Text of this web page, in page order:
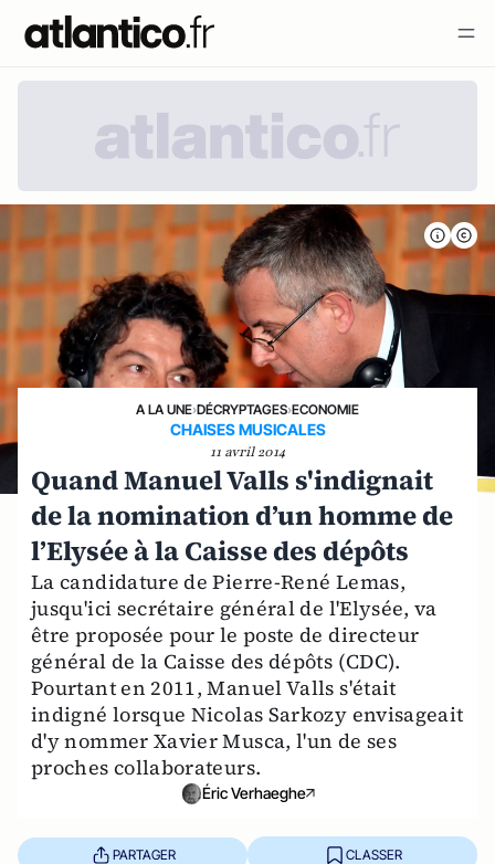
A LA UNE›DÉCRYPTAGES›ECONOMIE
CHAISES MUSICALES
11 avril 2014
Quand Manuel Valls s'indignait
de la nomination d’un homme de
l’Elysée à la Caisse des dépôts
La candidature de Pierre-René Lemas,
jusqu'ici secrétaire général de l'Elysée, va
être proposée pour le poste de directeur
général de la Caisse des dépôts (CDC).
Pourtant en 2011, Manuel Valls s'était
indigné lorsque Nicolas Sarkozy envisageait
d'y nommer Xavier Musca, l'un de ses
proches collaborateurs.
Éric Verhaeghe
PARTAGER CLASSER